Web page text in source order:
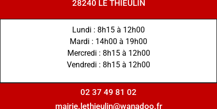
28240 LE THIEULIN
Lundi : 8h15 à 12h00
Mardi : 14h00 à 19h00
Mercredi : 8h15 à 12h00
Vendredi : 8h15 à 12h00
02 37 49 81 02
mairie.lethieulin@wanadoo.fr